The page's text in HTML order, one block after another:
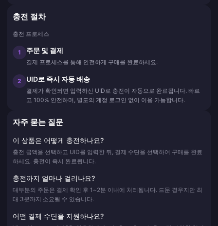
충전 절차
충전 프로세스
1 주문 및 결제
결제 프로세스를 통해 안전하게 구매를 완료하세요.
2 UID로 즉시 자동 배송
결제가 확인되면 입력하신 UID로 충전이 자동으로 완료됩니다. 빠르
고 100% 안전하며, 별도의 계정 로그인 없이 이용 가능합니다.
자주 묻는 질문
이 상품은 어떻게 충전하나요?
충전 금액을 선택하고 UID를 입력한 뒤, 결제 수단을 선택하여 구매를 완료
하세요. 충전이 즉시 완료됩니다.
충전까지 얼마나 걸리나요?
대부분의 주문은 결제 확인 후 1~2분 이내에 처리됩니다. 드문 경우지만 최
대 3분까지 소요될 수 있습니다.
어떤 결제 수단을 지원하나요?